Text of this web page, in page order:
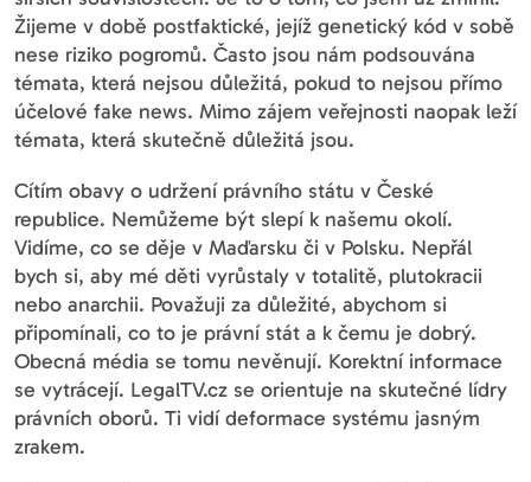
Žijeme v době postfaktické, jejíž genetický kód v sobě
nese riziko pogromů. Často jsou nám podsouvána
témata, která nejsou důležitá, pokud to nejsou přímo
účelové fake news. Mimo zájem veřejnosti naopak leží
témata, která skutečně důležitá jsou.
Cítím obavy o udržení právního státu v České
republice. Nemůžeme být slepí k našemu okolí.
Vidíme, co se děje v Maďarsku či v Polsku. Nepřál
bych si, aby mé děti vyrůstaly v totalitě, plutokracii
nebo anarchii. Považuji za důležité, abychom si
připomínali, co to je právní stát a k čemu je dobrý.
Obecná média se tomu nevěnují. Korektní informace
se vytrácejí. LegalTV.cz se orientuje na skutečné lídry
právních oborů. Ti vidí deformace systému jasným
zrakem.